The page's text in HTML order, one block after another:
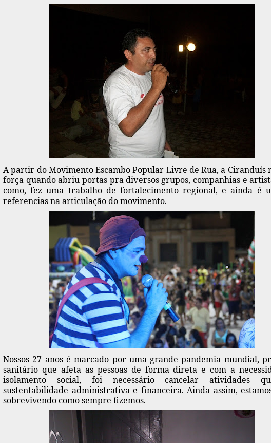
A partir do Movimento Escambo Popular Livre de Rua, a Ciranduís
força quando abriu portas pra diversos grupos, companhias e
como, fez uma trabalho de fortalecimento regional, e ainda é
referencias na articulação do movimento.
Nossos 27 anos é marcado por uma grande pandemia mundial,
sanitário que afeta as pessoas de forma direta e com a
isolamento social, foi necessário cancelar atividades
sustentabilidade administrativa e financeira. Ainda assim,
sobrevivendo como sempre fizemos.